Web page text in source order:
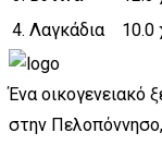
4. Λαγκάδια 10.0
Ένα οικογενειακό
στην